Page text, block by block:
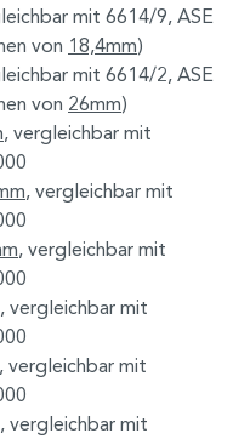
mit 6614/9, ASE
von 18,4mm)
mit 6614/2, ASE
von 26mm)
, vergleichbar mit
, vergleichbar mit
, vergleichbar mit
vergleichbar mit
vergleichbar mit
vergleichbar mit